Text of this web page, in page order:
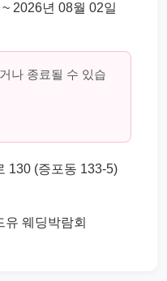
2026년 08월 02일
나 종료될 수 있습
130 (증포동 133-5)
유 웨딩박람회